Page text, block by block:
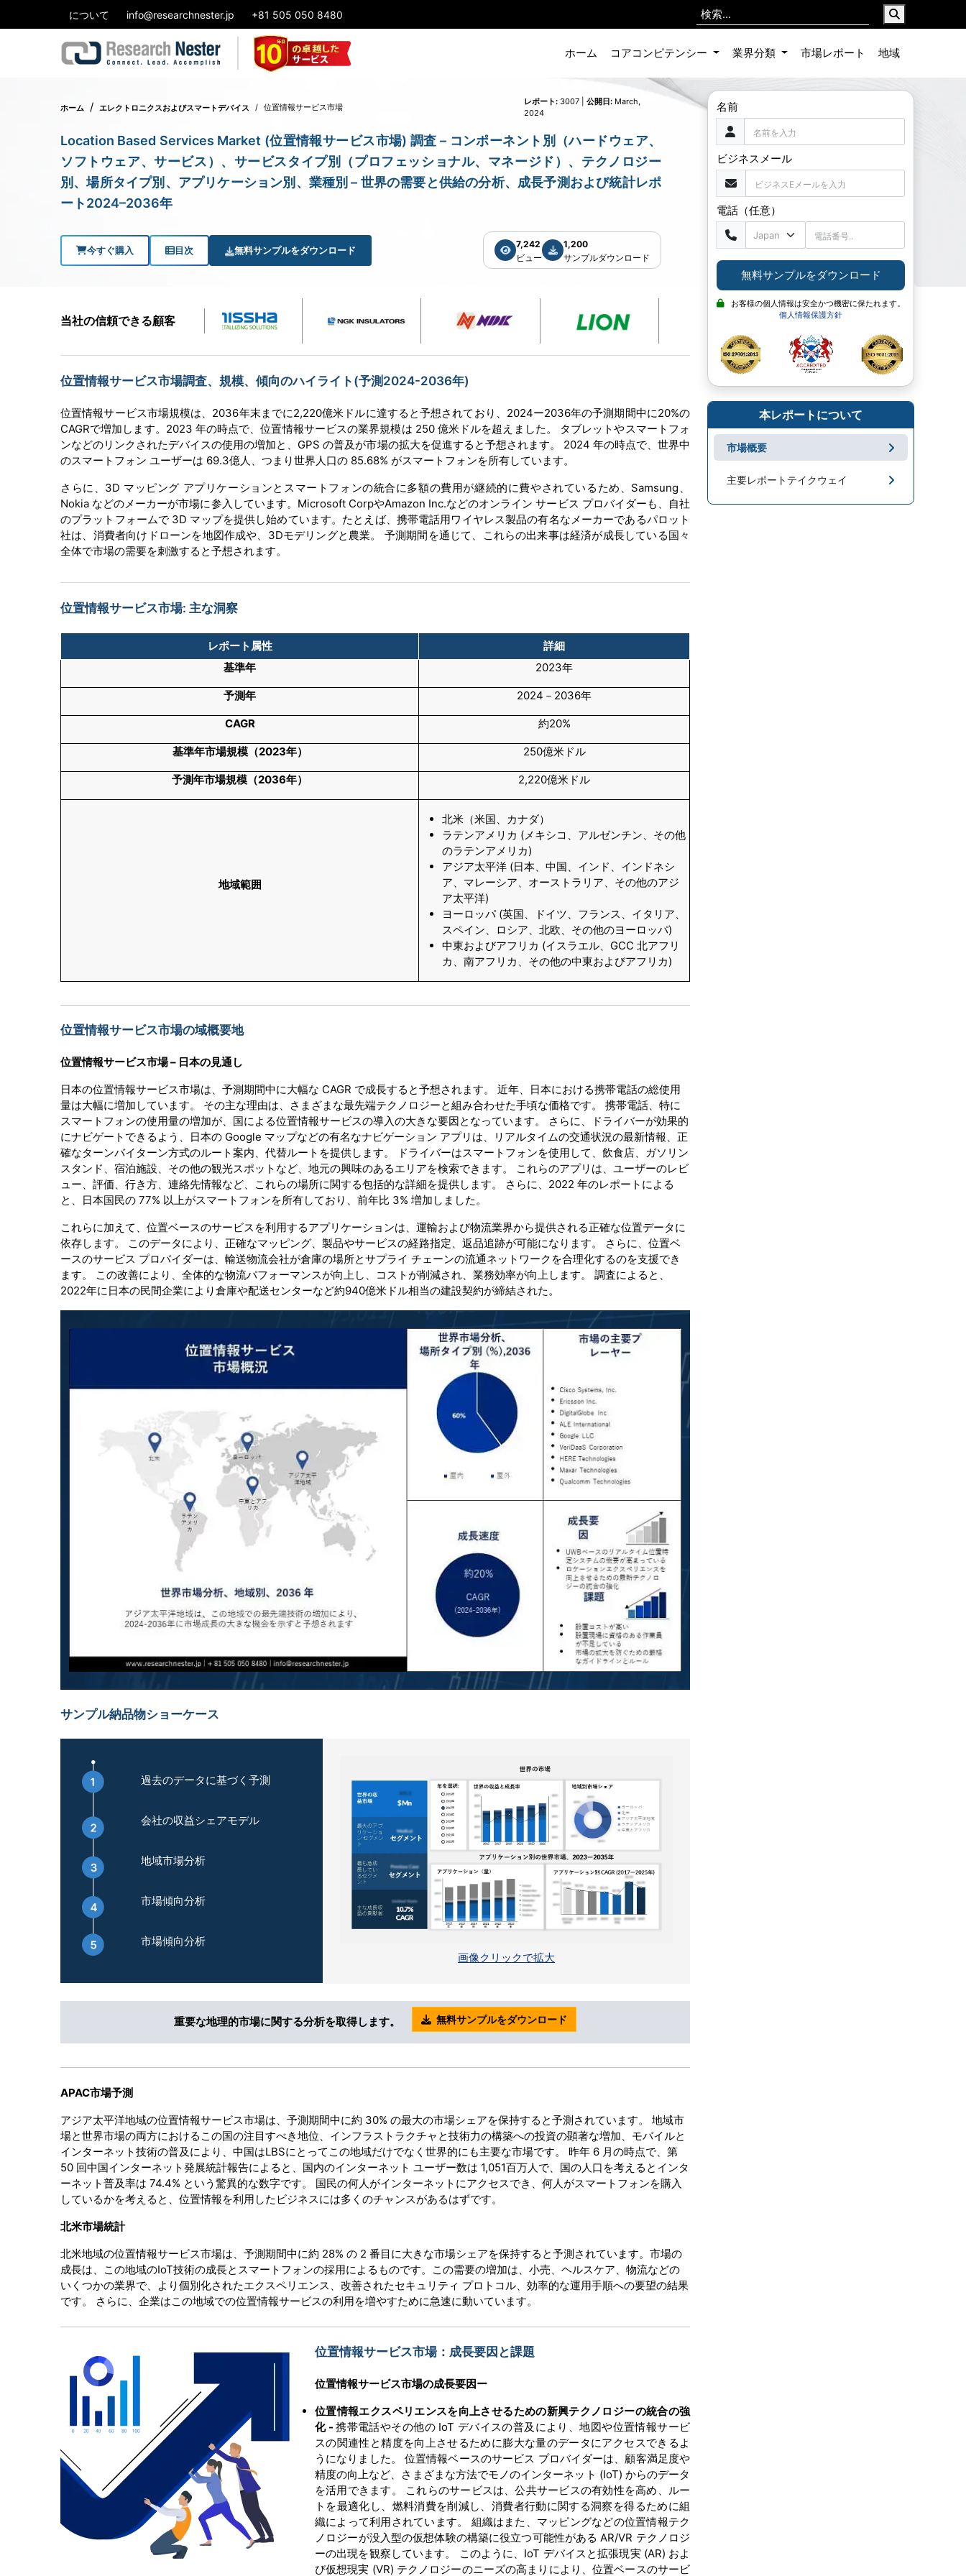
について info@researchnester.jp +81 505 050 8480
ホーム コアコンピテンシー 業界分類 市場レポート 地域
ホーム エレクトロニクスおよびスマートデバイス 位置情報サービス市場
レポート: 3007 | 公開日: March,
2024
Location Based Services Market (位置情報サービス市場) 調査 – コンポーネント別（ハードウェア、
ソフトウェア、サービス）、サービスタイプ別（プロフェッショナル、マネージド）、テクノロジー
別、場所タイプ別、アプリケーション別、業種別 – 世界の需要と供給の分析、成長予測および統計レポ
ート2024–2036年
今すぐ購入 目次 無料サンプルをダウンロード
7,242
ビュー
1,200
サンプルダウンロード
当社の信頼できる顧客
位置情報サービス市場調査、規模、傾向のハイライト(予測2024-2036年)
位置情報サービス市場規模は、2036年末までに2,220億米ドルに達すると予想されており、2024ー2036年の予測期間中に20%の
CAGRで増加します。2023 年の時点で、位置情報サービスの業界規模は 250 億米ドルを超えました。 タブレットやスマートフォ
ンなどのリンクされたデバイスの使用の増加と、GPS の普及が市場の拡大を促進すると予想されます。 2024 年の時点で、世界中
のスマートフォン ユーザーは 69.3億人、つまり世界人口の 85.68% がスマートフォンを所有しています。
さらに、3D マッピング アプリケーションとスマートフォンの統合に多額の費用が継続的に費やされているため、Samsung、
Nokia などのメーカーが市場に参入しています。Microsoft CorpやAmazon Inc.などのオンライン サービス プロバイダーも、自社
のプラットフォームで 3D マップを提供し始めています。たとえば、携帯電話用ワイヤレス製品の有名なメーカーであるパロット
社は、消費者向けドローンを地図作成や、3Dモデリングと農業。 予測期間を通じて、これらの出来事は経済が成長している国々
全体で市場の需要を刺激すると予想されます。
位置情報サービス市場: 主な洞察
レポート属性
詳細
基準年
2023年
予測年 2024－2036年
CAGR 約20%
基準年市場規模（2023年） 250億米ドル
予測年市場規模（2036年） 2,220億米ドル
地域範囲
北米（米国、カナダ）
ラテンアメリカ (メキシコ、アルゼンチン、その他
のラテンアメリカ)
アジア太平洋 (日本、中国、インド、インドネシ
ア、マレーシア、オーストラリア、その他のアジ
ア太平洋)
ヨーロッパ (英国、ドイツ、フランス、イタリア、
スペイン、ロシア、北欧、その他のヨーロッパ)
中東およびアフリカ (イスラエル、GCC 北アフリ
カ、南アフリカ、その他の中東およびアフリカ)
位置情報サービス市場の域概要地
位置情報サービス市場 – 日本の見通し
日本の位置情報サービス市場は、予測期間中に大幅な CAGR で成長すると予想されます。 近年、日本における携帯電話の総使用
量は大幅に増加しています。 その主な理由は、さまざまな最先端テクノロジーと組み合わせた手頃な価格です。 携帯電話、特に
スマートフォンの使用量の増加が、国による位置情報サービスの導入の大きな要因となっています。 さらに、ドライバーが効果的
にナビゲートできるよう、日本の Google マップなどの有名なナビゲーション アプリは、リアルタイムの交通状況の最新情報、正
確なターンバイターン方式のルート案内、代替ルートを提供します。 ドライバーはスマートフォンを使用して、飲食店、ガソリン
スタンド、宿泊施設、その他の観光スポットなど、地元の興味のあるエリアを検索できます。 これらのアプリは、ユーザーのレビ
ュー、評価、行き方、連絡先情報など、これらの場所に関する包括的な詳細を提供します。 さらに、2022 年のレポートによる
と、日本国民の 77% 以上がスマートフォンを所有しており、前年比 3% 増加しました。
これらに加えて、位置ベースのサービスを利用するアプリケーションは、運輸および物流業界から提供される正確な位置データに
依存します。 このデータにより、正確なマッピング、製品やサービスの経路指定、返品追跡が可能になります。 さらに、位置ベ
ースのサービス プロバイダーは、輸送物流会社が倉庫の場所とサプライ チェーンの流通ネットワークを合理化するのを支援でき
ます。 この改善により、全体的な物流パフォーマンスが向上し、コストが削減され、業務効率が向上します。 調査によると、
2022年に日本の民間企業により倉庫や配送センターなど約940億米ドル相当の建設契約が締結された。
サンプル納品物ショーケース
過去のデータに基づく予測
会社の収益シェアモデル
地域市場分析
市場傾向分析
市場傾向分析
画像クリックで拡大
重要な地理的市場に関する分析を取得します。 無料サンプルをダウンロード
APAC市場予測
アジア太平洋地域の位置情報サービス市場は、予測期間中に約 30% の最大の市場シェアを保持すると予測されています。 地域市
場と世界市場の両方におけるこの国の注目すべき地位、インフラストラクチャと技術力の構築への投資の顕著な増加、モバイルと
インターネット技術の普及により、中国はLBSにとってこの地域だけでなく世界的にも主要な市場です。 昨年 6 月の時点で、第
50 回中国インターネット発展統計報告によると、国内のインターネット ユーザー数は 1,051百万人で、国の人口を考えるとインタ
ーネット普及率は 74.4% という驚異的な数字です。 国民の何人がインターネットにアクセスでき、何人がスマートフォンを購入
しているかを考えると、位置情報を利用したビジネスには多くのチャンスがあるはずです。
北米市場統計
北米地域の位置情報サービス市場は、予測期間中に約 28% の 2 番目に大きな市場シェアを保持すると予測されています。市場の
成長は、この地域のIoT技術の成長とスマートフォンの採用によるものです。この需要の増加は、小売、ヘルスケア、物流などの
いくつかの業界で、より個別化されたエクスペリエンス、改善されたセキュリティ プロトコル、効率的な運用手順への要望の結果
です。 さらに、企業はこの地域での位置情報サービスの利用を増やすために急速に動いています。
位置情報サービス市場：成長要因と課題
位置情報サービス市場の成長要因ー
位置情報エクスペリエンスを向上させるための新興テクノロジーの統合の強
化-携帯電話やその他の IoT デバイスの普及により、地図や位置情報サービ
スの関連性と精度を向上させるために膨大な量のデータにアクセスできるよ
うになりました。 位置情報ベースのサービス プロバイダーは、顧客満足度や
精度の向上など、さまざまな方法でモノのインターネット (IoT) からのデータ
を活用できます。 これらのサービスは、公共サービスの有効性を高め、ルー
トを最適化し、燃料消費を削減し、消費者行動に関する洞察を得るために組
織によって利用されています。 組織はまた、マッピングなどの位置情報テク
ノロジーが没入型の仮想体験の構築に役立つ可能性がある AR/VR テクノロジ
ーの出現を観察しています。 このように、IoT デバイスと拡張現実 (AR) およ
び仮想現実 (VR) テクノロジーのニーズの高まりにより、位置ベースのサービ
名前
ビジネスメール
電話（任意）
無料サンプルをダウンロード
お客様の個人情報は安全かつ機密に保たれます。
個人情報保護方針
本レポートについて
市場概要
主要レポートテイクウェイ